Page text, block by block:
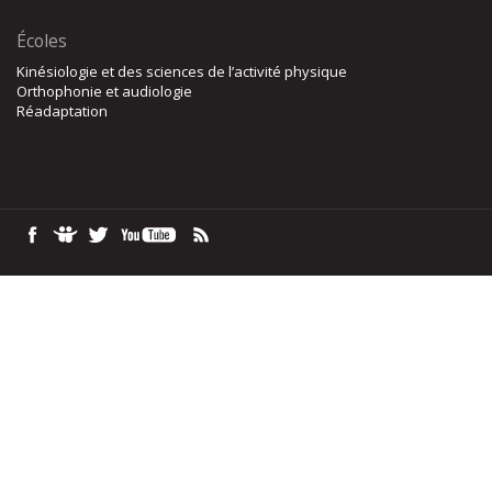
Écoles
Kinésiologie et des sciences de l’activité physique
Orthophonie et audiologie
Réadaptation